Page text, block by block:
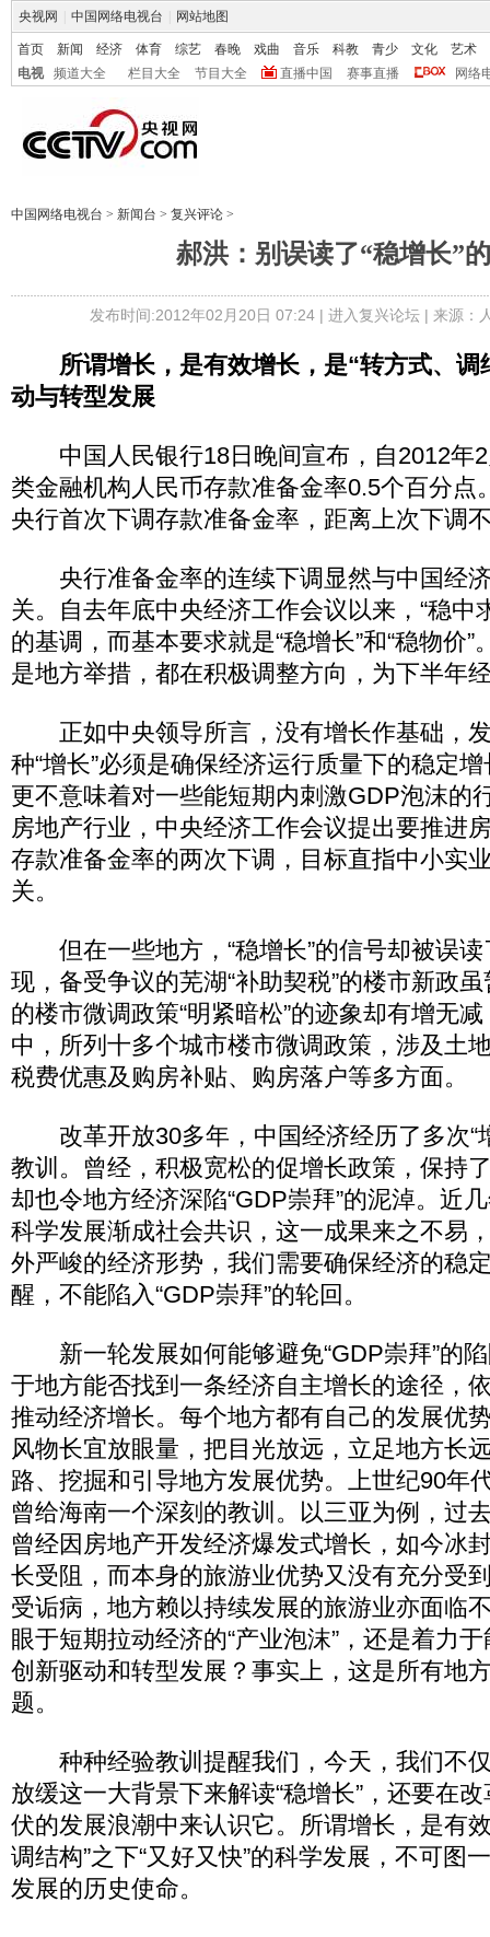
央视网 中国网络电视台 网站地图
首页 新闻 经济 体育 综艺 春晚 戏曲 音乐 科教 青少 文化
艺术
电视
频道大全 栏目大全 节目大全 直播中国 赛事直播 网络
中国网络电视台 > 新闻台 > 复兴评论 >
郝洪：别误读了“稳增长”
发布时间:2012年02月20日 07:24 | 进入复兴论坛| 来源：
所谓增长，是有效增长，是“转方式、调
动与转型发展
中国人民银行18日晚间宣布，自2012年2
类金融机构人民币存款准备金率0.5个百分点
央行首次下调存款准备金率，距离上次下调
央行准备金率的连续下调显然与中国经
关。自去年底中央经济工作会议以来，“稳中
的基调，而基本要求就是“稳增长”和“稳物价
是地方举措，都在积极调整方向，为下半年
正如中央领导所言，没有增长作基础，
种“增长”必须是确保经济运行质量下的稳定
更不意味着对一些能短期内刺激GDP泡沫的
房地产行业，中央经济工作会议提出要推进
存款准备金率的两次下调，目标直指中小实
关。
但在一些地方，“稳增长”的信号却被误读
现，备受争议的芜湖“补助契税”的楼市新政
的楼市微调政策“明紧暗松”的迹象却有增无
中，所列十多个城市楼市微调政策，涉及土
税费优惠及购房补贴、购房落户等多方面。
改革开放30多年，中国经济经历了多次“
教训。曾经，积极宽松的促增长政策，保持
却也令地方经济深陷“GDP崇拜”的泥淖。近
科学发展渐成社会共识，这一成果来之不易
外严峻的经济形势，我们需要确保经济的稳
醒，不能陷入“GDP崇拜”的轮回。
新一轮发展如何能够避免“GDP崇拜”的
于地方能否找到一条经济自主增长的途径，
推动经济增长。每个地方都有自己的发展优
风物长宜放眼量，把目光放远，立足地方长
路、挖掘和引导地方发展优势。上世纪90年
曾给海南一个深刻的教训。以三亚为例，过
曾经因房地产开发经济爆发式增长，如今冰
长受阻，而本身的旅游业优势又没有充分受
受诟病，地方赖以持续发展的旅游业亦面临
眼于短期拉动经济的“产业泡沫”，还是着力
创新驱动和转型发展？事实上，这是所有地
题。
种种经验教训提醒我们，今天，我们不
放缓这一大背景下来解读“稳增长”，还要在
伏的发展浪潮中来认识它。所谓增长，是有
调结构”之下“又好又快”的科学发展，不可图
发展的历史使命。